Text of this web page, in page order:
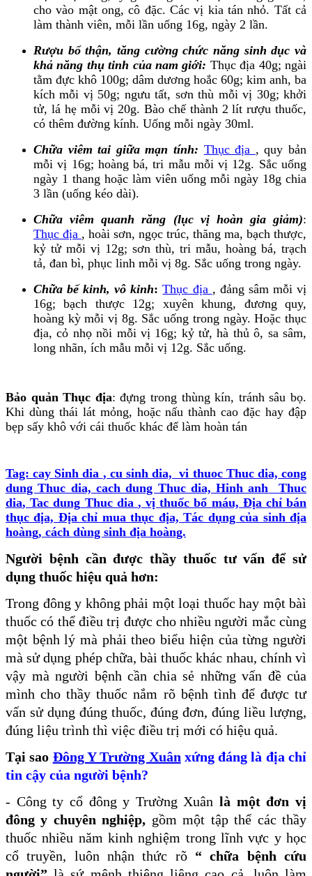
cho vào mật ong, cô đặc. Các vị kia tán nhỏ. Tất cả
làm thành viên, mỗi lần uống 16g, ngày 2 lần.
Rượu bổ thận, tăng cường chức năng sinh dục và
khả năng thụ tinh của nam giới: Thục địa 40g; ngài
tằm đực khô 100g; dâm dương hoắc 60g; kim anh, ba
kích mỗi vị 50g; ngưu tất, sơn thù mỗi vị 30g; khởi
tử, lá hẹ mỗi vị 20g. Bào chế thành 2 lít rượu thuốc,
có thêm đường kính. Uống mỗi ngày 30ml.
Chữa viêm tai giữa mạn tính: Thục địa , quy bản
mỗi vị 16g; hoàng bá, tri mẫu mỗi vị 12g. Sắc uống
ngày 1 thang hoặc làm viên uống mỗi ngày 18g chia
3 lần (uống kéo dài).
Chữa viêm quanh răng (lục vị hoàn gia giảm):
Thục địa , hoài sơn, ngọc trúc, thăng ma, bạch thược,
kỷ tử mỗi vị 12g; sơn thù, tri mẫu, hoàng bá, trạch
tả, đan bì, phục linh mỗi vị 8g. Sắc uống trong ngày.
Chữa bế kinh, vô kinh: Thục địa , đảng sâm mỗi vị
16g; bạch thược 12g; xuyên khung, đương quy,
hoàng kỳ mỗi vị 8g. Sắc uống trong ngày. Hoặc thục
địa, cỏ nhọ nồi mỗi vị 16g; kỷ tử, hà thủ ô, sa sâm,
long nhãn, ích mẫu mỗi vị 12g. Sắc uống.
Bảo quản Thục địa: đựng trong thùng kín, tránh sâu bọ.
Khi dùng thái lát mỏng, hoặc nấu thành cao đặc hay đập
bẹp sấy khô với cái thuốc khác để làm hoàn tán
Tag: cay Sinh dia , cu sinh dia, vi thuoc Thuc dia, cong
dung Thuc dia, cach dung Thuc dia, Hinh anh Thuc
dia, Tac dung Thuc dia , vị thuốc bổ máu, Địa chỉ bán
thục địa, Địa chỉ mua thục địa, Tác dụng của sinh địa
hoàng, cách dùng sinh địa hoàng.
Người bệnh cần được thầy thuốc tư vấn để sử
dụng thuốc hiệu quả hơn:
Trong đông y không phải một loại thuốc hay một bàì
thuốc có thể điều trị được cho nhiều người mắc cùng
một bệnh lý mà phải theo biểu hiện của từng người
mà sử dụng phép chữa, bài thuốc khác nhau, chính vì
vậy mà người bệnh cần chia sẻ những vấn đề của
mình cho thầy thuốc nắm rõ bệnh tình để được tư
vấn sử dụng đúng thuốc, đúng đơn, đúng liều lượng,
đúng liệu trình thì việc điều trị mới có hiệu quả.
Tại sao Đông Y Trường Xuân xứng đáng là địa chỉ
tin cậy của người bệnh?
- Công ty cổ đông y Trường Xuânlà một đơn vị
đông y chuyên nghiệp, gồm một tập thể các thầy
thuốc nhiều năm kinh nghiệm trong lĩnh vực y học
cổ truyền, luôn nhận thức rõ “ chữa bệnh cứu